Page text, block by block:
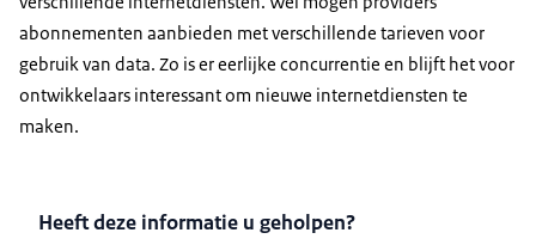
abonnementen aanbieden met verschillende tarieven voor
gebruik van data. Zo is er eerlijke concurrentie en blijft het voor
ontwikkelaars interessant om nieuwe internetdiensten te
maken.
Heeft deze informatie u geholpen?